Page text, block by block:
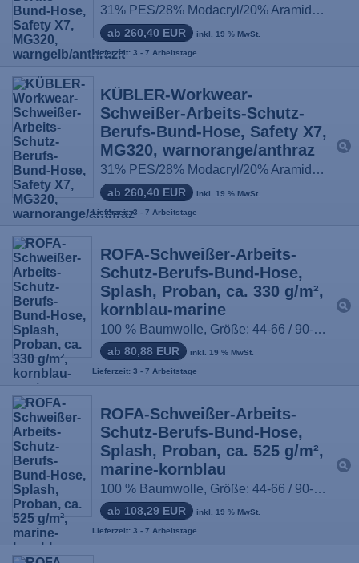
31% PES/28% Modacryl/20% Aramid/20% CV FR/1% Antistatische Faser, Größe: 44-64, 90-110, 24-29
ab 260,40 EUR inkl. 19 % MwSt.
Lieferzeit: 3 - 7 Arbeitstage
KÜBLER-Workwear-
Schweißer-Arbeits-Schutz-
Berufs-Bund-Hose, Safety X7,
MG320, warnorange/anthraz
31% PES/28% Modacryl/20% Aramid/20% CV FR/1% Antistatische Faser, Größe: 44-64, 90-110, 24-29
ab 260,40 EUR inkl. 19 % MwSt.
Lieferzeit: 3 - 7 Arbeitstage
ROFA-Schweißer-Arbeits-
Schutz-Berufs-Bund-Hose,
Splash, Proban, ca. 330 g/m²,
kornblau-marine
100 % Baumwolle, Größe: 44-66 / 90-114
ab 80,88 EUR inkl. 19 % MwSt.
Lieferzeit: 3 - 7 Arbeitstage
ROFA-Schweißer-Arbeits-
Schutz-Berufs-Bund-Hose,
Splash, Proban, ca. 525 g/m²,
marine-kornblau
100 % Baumwolle, Größe: 44-66 / 90-114
ab 108,29 EUR inkl. 19 % MwSt.
Lieferzeit: 3 - 7 Arbeitstage